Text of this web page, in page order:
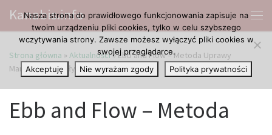
Przejdź do treści
Kanabis.info
Strona główna » Aktualności»Ebb and Flow – Metoda Uprawy
Marihuany Przypływ i Odpływ
Ebb and Flow – Metoda
Nasza strona do prawidłowego funkcjonowania zapisuje na
twoim urządzeniu pliki cookies, tylko w celu szybszego
wczytywania strony. Zawsze możesz wyłączyć pliki cookies w
swojej przeglądarce.
Akceptuję
Nie wyrażam zgody Polityka prywatności